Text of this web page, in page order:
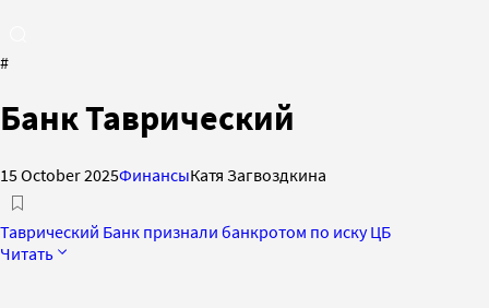
#
Банк Таврический
15 October 2025ФинансыКатя Загвоздкина
Таврический Банк признали банкротом по иску ЦБ
Читать